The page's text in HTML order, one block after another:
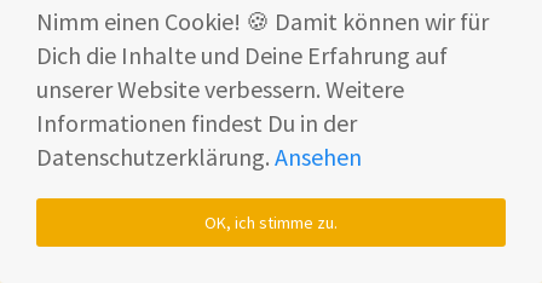
schon durch die frühen Black Friday
Angebote sparen, doch im November
kommen auf Amazon richtige Top-Deals
für Saugroboter auf Dich zu!
Nimm einen Cookie! 🍪 Damit können wir für
Dich die Inhalte und Deine Erfahrung auf
unserer Website verbessern. Weitere
Informationen findest Du in der
Datenschutzerklärung. Ansehen
OK, ich stimme zu.